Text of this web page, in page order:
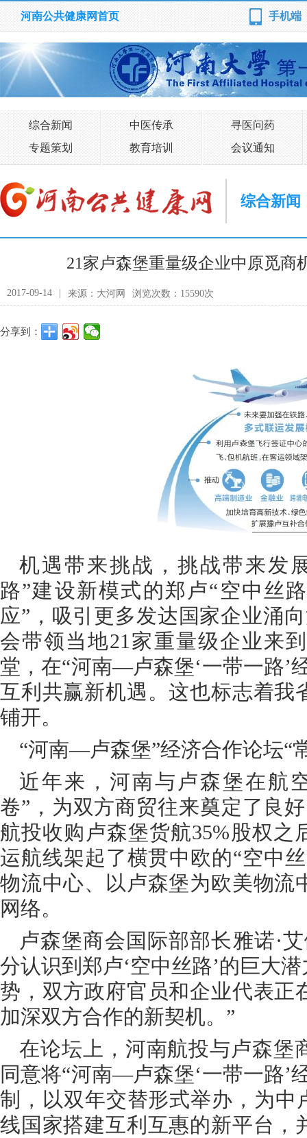
河南公共健康网首页 手机端
综合新闻 中医传承
寻医问药
专题策划
教育培训 会议通知
综合新闻
21家卢森堡重量级企业中原觅商
2017-09-14 来源：大河网 浏览次数：15590次
分享到：
机遇带来挑战，挑战带来发
路”建设新模式的郑卢“空中丝
应”，吸引更多发达国家企业涌
会带领当地21家重量级企业来
堂，在“河南—卢森堡‘一带一路’
互利共赢新机遇。这也标志着我
铺开。
“河南—卢森堡”经济合作论坛“
近年来，河南与卢森堡在航
卷”，为双方商贸往来奠定了良
航投收购卢森堡货航35%股权
运航线架起了横贯中欧的“空中
物流中心、以卢森堡为欧美物流
网络。
卢森堡商会国际部部长雅诺·
分认识到郑卢‘空中丝路’的巨大
势，双方政府官员和企业代表正
加深双方合作的新契机。”
在论坛上，河南航投与卢森堡
同意将“河南—卢森堡‘一带一路’
制，以双年交替形式举办，为中
线国家搭建互利互惠的新平台，